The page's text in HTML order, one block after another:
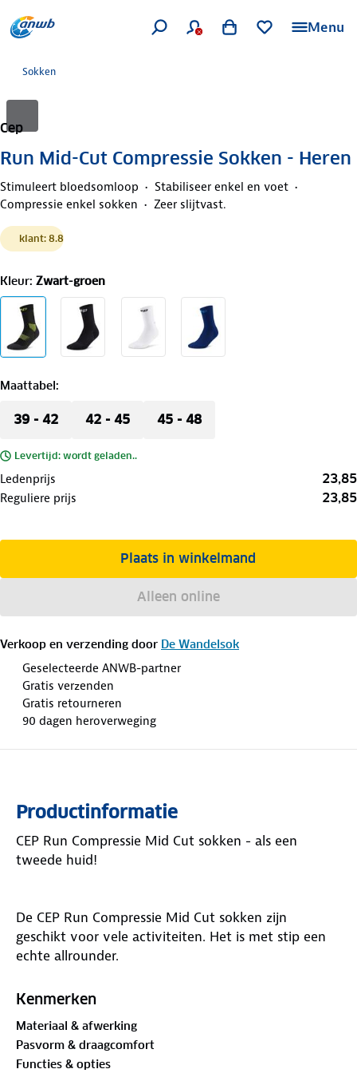
Menu
Sokken
Cep
Run Mid-Cut Compressie Sokken - Heren
Stimuleert bloedsomloop
Stabiliseer enkel en voet
Compressie enkel sokken
Zeer slijtvast.
klant: 8.8
Kleur: Zwart-groen
Maattabel:
39 - 42 42 - 45 45 - 48
Levertijd: wordt geladen..
Ledenprijs 23,85
Reguliere prijs 23,85
Plaats in winkelmand
Alleen online
Verkoop en verzending door De Wandelsok
Geselecteerde ANWB-partner
Gratis verzenden
Gratis retourneren
90 dagen heroverweging
Productinformatie
CEP Run Compressie Mid Cut sokken - als een
tweede huid!
De CEP Run Compressie Mid Cut sokken zijn
geschikt voor vele activiteiten. Het is met stip een
echte allrounder.
wielrennen, hardlopen, triatlon, endurance of team
De sok hoogte is halverwege de kuit.
Kenmerken
Materiaal & afwerking
Pasvorm & draagcomfort
Functies & opties